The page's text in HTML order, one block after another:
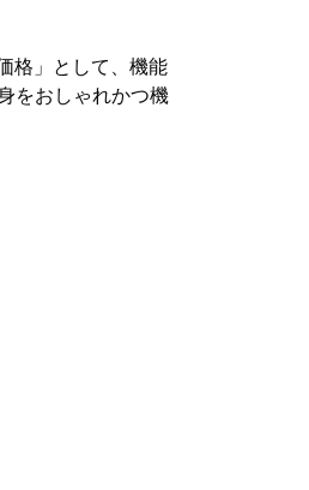
格」として、機能
をおしゃれかつ機